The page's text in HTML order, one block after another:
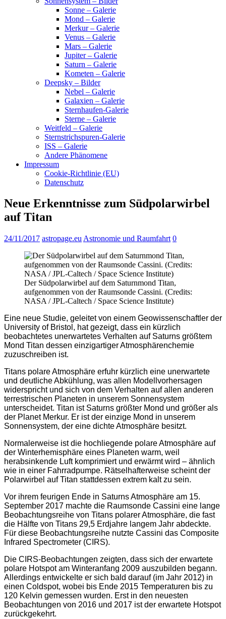
Sonne – Galerie
Mond – Galerie
Merkur – Galerie
Venus – Galerie
Mars – Galerie
Jupiter – Galerie
Saturn – Galerie
Kometen – Galerie
Deepsky – Bilder
Nebel – Galerie
Galaxien – Galerie
Sternhaufen-Galerie
Sterne – Galerie
Weitfeld – Galerie
Sternstrichspuren-Galerie
ISS – Galerie
Andere Phänomene
Impressum
Cookie-Richtlinie (EU)
Datenschutz
Neue Erkenntnisse zum Südpolarwirbel
auf Titan
24/11/2017 astropage.eu Astronomie und Raumfahrt 0
Der Südpolarwirbel auf dem Saturnmond Titan,
aufgenommen von der Raumsonde Cassini. (Credits:
NASA / JPL-Caltech / Space Science Institute)
Eine neue Studie, geleitet von einem Geowissenschaftler der
University of Bristol, hat gezeigt, dass ein kürzlich
beobachtetes unerwartetes Verhalten auf Saturns größtem
Mond Titan dessen einzigartiger Atmosphärenchemie
zuzuschreiben ist.
Titans polare Atmosphäre erfuhr kürzlich eine unerwartete
und deutliche Abkühlung, was allen Modellvorhersagen
widerspricht und sich von dem Verhalten auf allen anderen
terrestrischen Planeten in unserem Sonnensystem
unterscheidet. Titan ist Saturns größter Mond und größer als
der Planet Merkur. Er ist der einzige Mond in unserem
Sonnensystem, der eine dichte Atmosphäre besitzt.
Normalerweise ist die hochliegende polare Atmosphäre auf
der Winterhemisphäre eines Planeten warm, weil
herabsinkende Luft komprimiert und erwärmt wird – ähnlich
wie in einer Fahrradpumpe. Rätselhafterweise scheint der
Polarwirbel auf Titan stattdessen extrem kalt zu sein.
Vor ihrem feurigen Ende in Saturns Atmosphäre am 15.
September 2017 machte die Raumsonde Cassini eine lange
Beobachtungsreihe von Titans polarer Atmosphäre, die fast
die Hälfte von Titans 29,5 Erdjahre langem Jahr abdeckte.
Für diese Beobachtungsreihe nutzte Cassini das Composite
Infrared Spectrometer (CIRS).
Die CIRS-Beobachtungen zeigten, dass sich der erwartete
polare Hotspot am Winteranfang 2009 auszubilden begann.
Allerdings entwickelte er sich bald darauf (im Jahr 2012) in
einen Coldspot, wobei bis Ende 2015 Temperaturen bis zu
120 Kelvin gemessen wurden. Erst in den neuesten
Beobachtungen von 2016 und 2017 ist der erwartete Hotspot
zurückgekehrt.